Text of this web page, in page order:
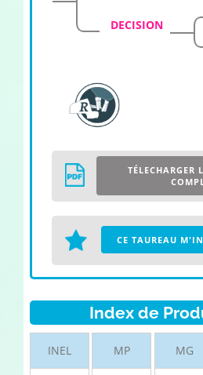
DECISION
TÉLECHARGER
CE TAUREAU
Index de
INEL MP MG